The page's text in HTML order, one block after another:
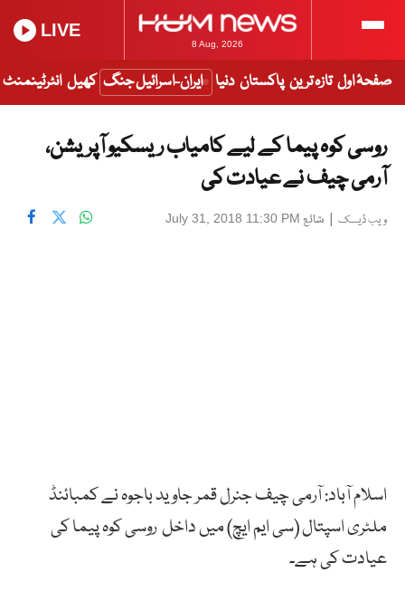
8 Aug, 2026
LIVE
صفحۂ اول تازہ ترین پاکستان دنیا ایران-اسرائیل جنگ کھیل انٹرٹینمنٹ
روسی کوہ پیما کے لیے کامیاب ریسکیو آپریشن،
آرمی چیف نے عیادت کی
ویب ڈیسک | شائع July 31, 2018 11:30 PM
اسلام آباد: آرمی چیف جنرل قمر جاوید باجوہ نے کمبائنڈ
ملٹری اسپتال (سی ایم ایچ) میں داخل روسی کوہ پیما کی
عیادت کی ہے۔